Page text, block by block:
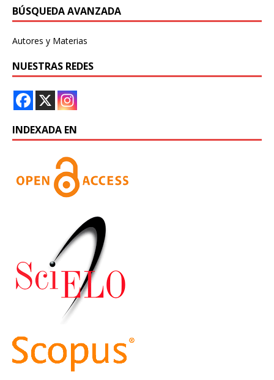
BÚSQUEDA AVANZADA
Autores y Materias
NUESTRAS REDES
INDEXADA EN